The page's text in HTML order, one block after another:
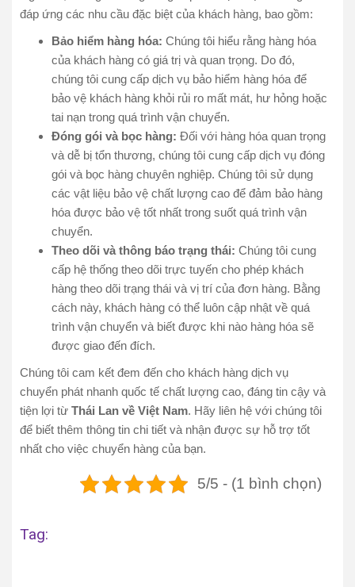
đáp ứng các nhu cầu đặc biệt của khách hàng, bao gồm:
Bảo hiểm hàng hóa: Chúng tôi hiểu rằng hàng hóa
của khách hàng có giá trị và quan trọng. Do đó,
chúng tôi cung cấp dịch vụ bảo hiểm hàng hóa để
bảo vệ khách hàng khỏi rủi ro mất mát, hư hỏng hoặc
tai nạn trong quá trình vận chuyển.
Đóng gói và bọc hàng: Đối với hàng hóa quan trọng
và dễ bị tổn thương, chúng tôi cung cấp dịch vụ đóng
gói và bọc hàng chuyên nghiệp. Chúng tôi sử dụng
các vật liệu bảo vệ chất lượng cao để đảm bảo hàng
hóa được bảo vệ tốt nhất trong suốt quá trình vận
chuyển.
Theo dõi và thông báo trạng thái: Chúng tôi cung
cấp hệ thống theo dõi trực tuyến cho phép khách
hàng theo dõi trạng thái và vị trí của đơn hàng. Bằng
cách này, khách hàng có thể luôn cập nhật về quá
trình vận chuyển và biết được khi nào hàng hóa sẽ
được giao đến đích.
Chúng tôi cam kết đem đến cho khách hàng dịch vụ
chuyển phát nhanh quốc tế chất lượng cao, đáng tin cậy và
tiện lợi từ Thái Lan về Việt Nam. Hãy liên hệ với chúng tôi
để biết thêm thông tin chi tiết và nhận được sự hỗ trợ tốt
nhất cho việc chuyển hàng của bạn.
5/5 - (1 bình chọn)
Tag: